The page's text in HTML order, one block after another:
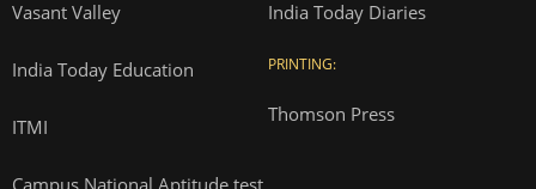
Vasant Valley
India Today Education
ITMI
Campus National Aptitude test
India Today Diaries
PRINTING:
Thomson Press